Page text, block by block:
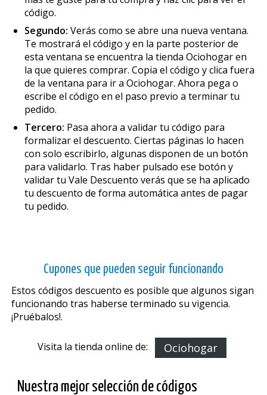
código.
Segundo: Verás como se abre una nueva ventana.
Te mostrará el código y en la parte posterior de
esta ventana se encuentra la tienda Ociohogar en
la que quieres comprar. Copia el código y clica fuera
de la ventana para ir a Ociohogar. Ahora pega o
escribe el código en el paso previo a terminar tu
pedido.
Tercero: Pasa ahora a validar tu código para
formalizar el descuento. Ciertas páginas lo hacen
con solo escribirlo, algunas disponen de un botón
para validarlo. Tras haber pulsado ese botón y
validar tu Vale Descuento verás que se ha aplicado
tu descuento de forma automática antes de pagar
tu pedido.
Cupones que pueden seguir funcionando
Estos códigos descuento es posible que algunos sigan
funcionando tras haberse terminado su vigencia.
¡Pruébalos!.
Visita la tienda online de: Ociohogar
Nuestra mejor selección de códigos